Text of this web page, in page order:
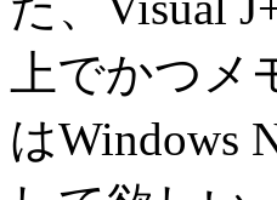
上でかつ
はWindows